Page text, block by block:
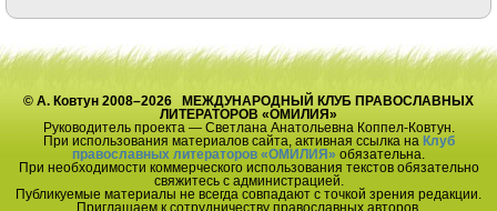
© А. Ковтун 2008–2026 МЕЖДУНАРОДНЫЙ КЛУБ ПРАВОСЛАВНЫХ
ЛИТЕРАТОРОВ «ОМИЛИЯ»
Руководитель проекта — Светлана Анатольевна Коппел-Ковтун.
При использования материалов сайта, активная ссылка на Клуб
православных литераторов «ОМИЛИЯ» обязательна.
При необходимости коммерческого использования текстов обязательно
свяжитесь с администрацией.
Публикуемые материалы не всегда совпадают с точкой зрения редакции.
Приглашаем к сотрудничеству православных авторов.